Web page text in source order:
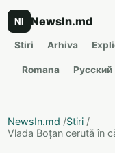
NI NewsIn.md
Stiri Arhiva
Romana Русский
NewsIn.md /Stiri /
Vlada Boțan cerută în